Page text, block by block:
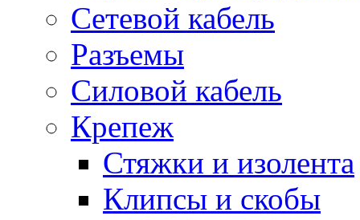
Сетевой кабель
Разъемы
Силовой кабель
Крепеж
Стяжки и изолента
Клипсы и скобы